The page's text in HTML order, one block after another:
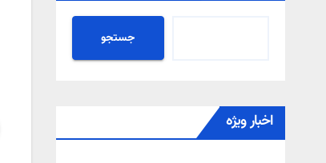
جستجو
اخبار ویژه